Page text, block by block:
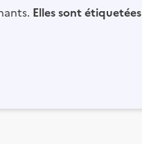
Elles sont étiquetées